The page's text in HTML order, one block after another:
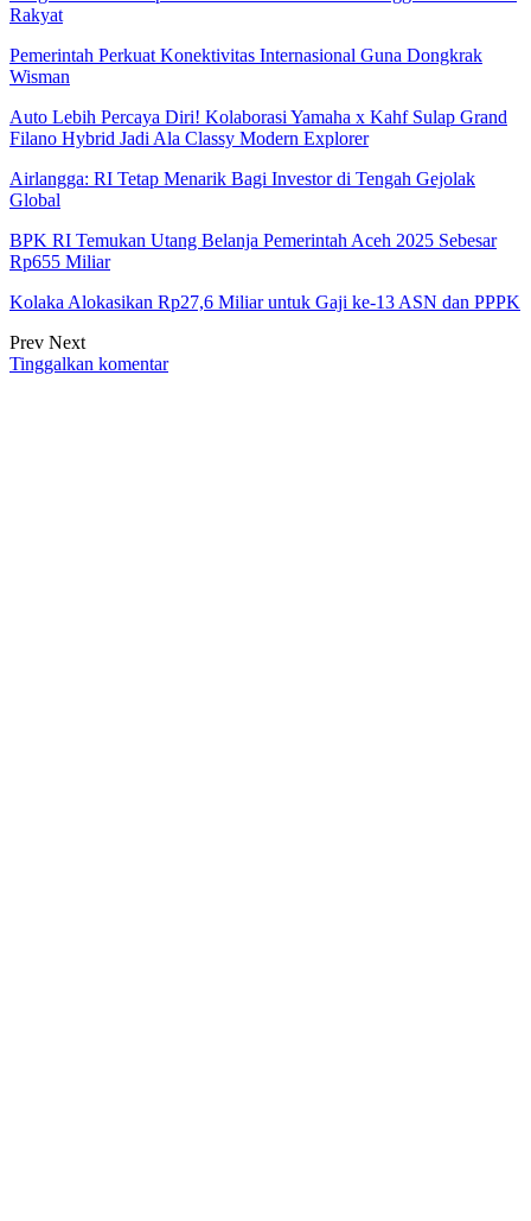
Rakyat
Pemerintah Perkuat Konektivitas Internasional Guna Dongkrak
Wisman
Auto Lebih Percaya Diri! Kolaborasi Yamaha x Kahf Sulap Grand
Filano Hybrid Jadi Ala Classy Modern Explorer
Airlangga: RI Tetap Menarik Bagi Investor di Tengah Gejolak
Global
BPK RI Temukan Utang Belanja Pemerintah Aceh 2025 Sebesar
Rp655 Miliar
Kolaka Alokasikan Rp27,6 Miliar untuk Gaji ke-13 ASN dan PPPK
Prev Next
Tinggalkan komentar